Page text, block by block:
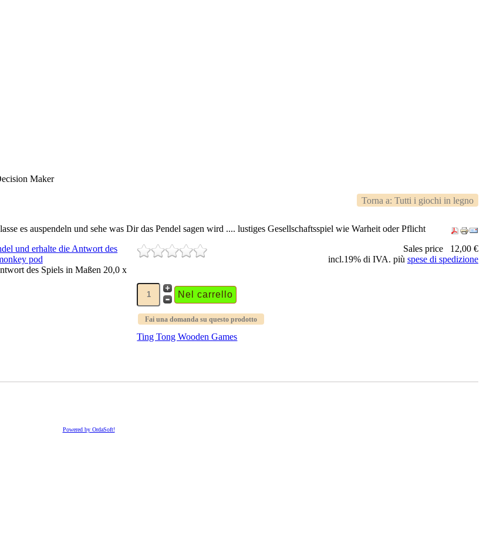
Maker
Torna a: Tutti i giochi in legno
es auspendeln und sehe was Dir das Pendel sagen wird .... lustiges Gesellschaftsspiel wie Warheit oder Pflicht
des Spiels in Maßen 20,0 x
Sales price
12,00 €
incl.19% di IVA. più spese di spedizione
Fai una domanda su questo prodotto
Ting Tong Wooden Games
Powered by OrdaSoft!